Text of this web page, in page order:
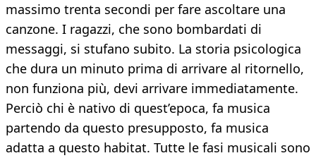
massimo trenta secondi per fare ascoltare una
canzone. I ragazzi, che sono bombardati di
messaggi, si stufano subito. La storia psicologica
che dura un minuto prima di arrivare al ritornello,
non funziona più, devi arrivare immediatamente.
Perciò chi è nativo di quest’epoca, fa musica
partendo da questo presupposto, fa musica
adatta a questo habitat. Tutte le fasi musicali sono